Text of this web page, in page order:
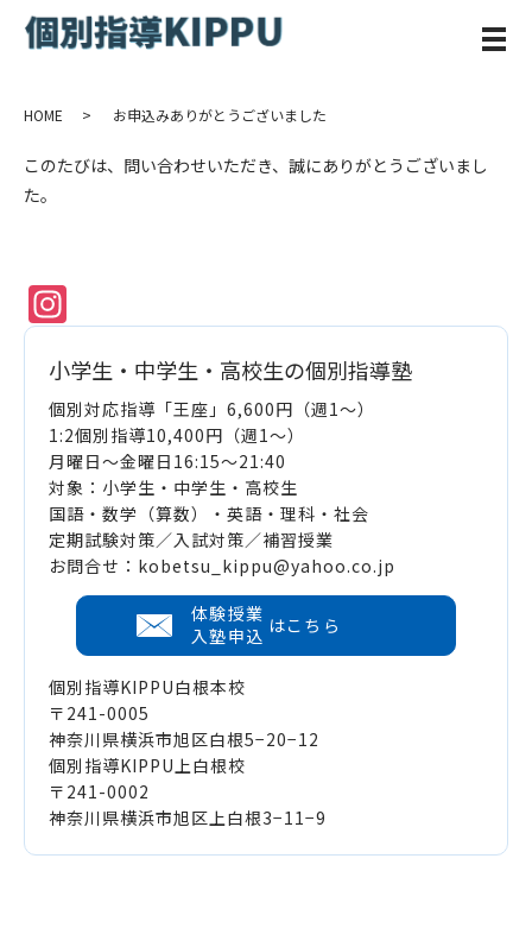
メ
HOME お申込みありがとうございました
このたびは、問い合わせいただき、誠にありがとうございまし
た。
小学生・中学生・高校生の個別指導塾
個別対応指導「王座」6,600円（週1～）
1:2個別指導10,400円（週1～）
月曜日～金曜日16:15～21:40
対象：小学生・中学生・高校生
国語・数学（算数）・英語・理科・社会
定期試験対策／入試対策／補習授業
お問合せ：kobetsu_kippu@yahoo.co.jp
体験授業
入塾申込 はこちら
個別指導KIPPU白根本校
〒241-0005
神奈川県横浜市旭区白根5−20−12
個別指導KIPPU上白根校
〒241-0002
神奈川県横浜市旭区上白根3−11−9